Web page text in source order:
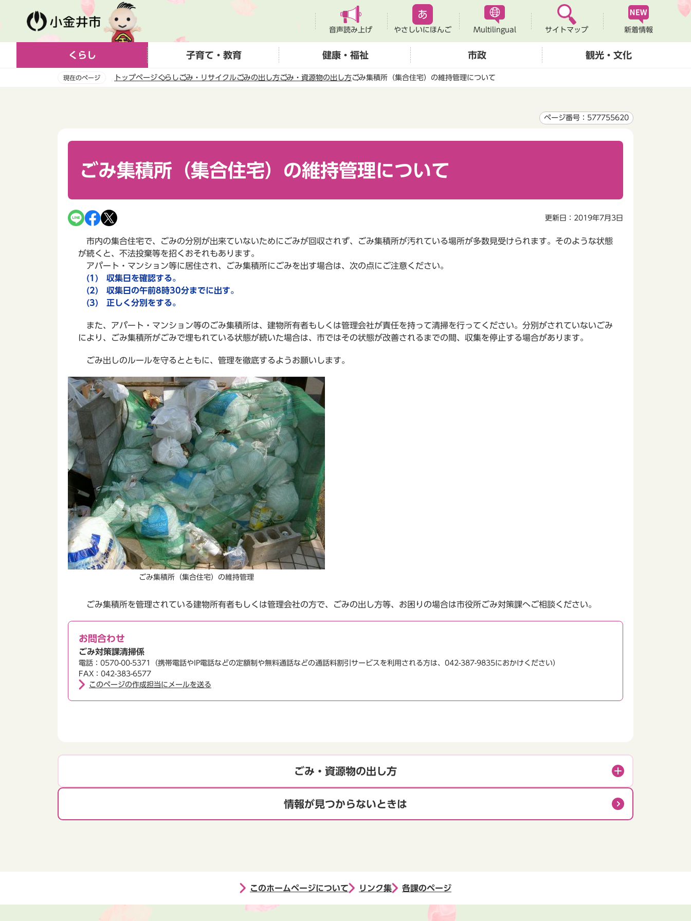
ー
音声読み上げ やさしいにほんご Multilingual サイトマップ 新着情報
くらし 子育て・教育 健康・福祉 市政 観光・文化
現在のページ トップページくらし ごみ・リサイクルごみの出し方ごみ・資源物の出し方ごみ集積所（集合住宅）の維持管理について
ページ番号：577755620
ごみ集積所（集合住宅）の維持管理について
更新日：2019年7月3日
市内の集合住宅で、ごみの分別が出来ていないためにごみが回収されず、ごみ集積所が汚れている場所が多数見受けられます。そのような状態
が続くと、不法投棄等を招くおそれもあります。
アパート・マンション等に居住され、ごみ集積所にごみを出す場合は、次の点にご注意ください。
(1) 収集日を確認する。
(2) 収集日の午前8時30分までに出す。
(3) 正しく分別をする。
また、アパート・マンション等のごみ集積所は、建物所有者もしくは管理会社が責任を持って清掃を行ってください。分別がされていないごみ
により、ごみ集積所がごみで埋もれている状態が続いた場合は、市ではその状態が改善されるまでの間、収集を停止する場合があります。
ごみ出しのルールを守るとともに、管理を徹底するようお願いします。
ごみ集積所（集合住宅）の維持管理
ごみ集積所を管理されている建物所有者もしくは管理会社の方で、ごみの出し方等、お困りの場合は市役所ごみ対策課へご相談ください。
お問合わせ
ごみ対策課清掃係
電話：0570-00-5371（携帯電話やIP電話などの定額制や無料通話などの通話料割引サービスを利用される方は、042-387-9835におかけください）
FAX：042-383-6577
このページの作成担当にメールを送る
ごみ・資源物の出し方
情報が見つからないときは
このホームページについて リンク集 各課のページ